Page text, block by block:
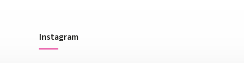
Instagram